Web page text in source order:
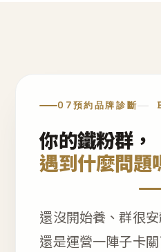
07預約品牌診斷
你的鐵粉群，
遇到什麼問題
還沒開始養、群很安
還是運營一陣子卡